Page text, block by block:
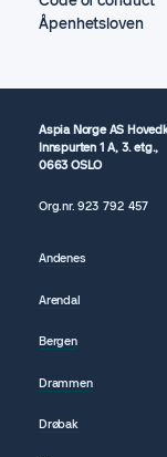
Åpenhetsloven
Aspia Norge AS
Innspurten 1 A, 3. etg.,
0663 OSLO
Org.nr.923 792457
Andenes
Arendal
Bergen
Drammen
Drøbak